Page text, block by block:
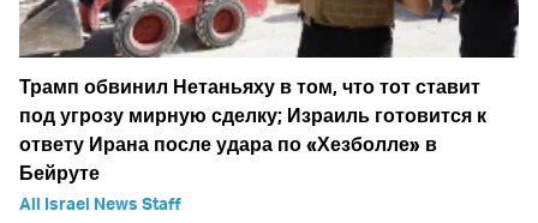
Трамп обвинил Нетаньяху в том, что тот ставит
под угрозу мирную сделку; Израиль готовится к
ответу Ирана после удара по «Хезболле» в
Бейруте
All Israel News Staff